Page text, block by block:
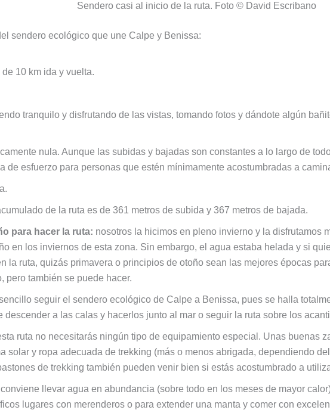
Sendero casi al inicio de la ruta. Foto © David Escribano
sendero ecológico que une Calpe y Benissa:
10 km ida y vuelta.
tranquilo y disfrutando de las vistas, tomando fotos y dándote algún
nula. Aunque las subidas y bajadas son constantes a lo largo de
de esfuerzo para personas que estén mínimamente acostumbradas a
de la ruta es de 361 metros de subida y 367 metros de bajada.
para hacer la ruta: nosotros la hicimos en pleno invierno y la disfrutamos
en los inviernos de esta zona. Sin embargo, el agua estaba helada y si
la ruta, quizás primavera o principios de otoño sean las mejores épocas
pero también se puede hacer.
seguir el sendero ecológico de Calpe a Benissa, pues se halla
descender a las calas y hacerlos junto al mar o seguir la ruta sobre los
ruta no necesitarás ningún tipo de equipamiento especial. Unas buenas
solar y ropa adecuada de trekking (más o menos abrigada, dependiendo
de trekking también pueden venir bien si estás acostumbrado a
conviene llevar agua en abundancia (sobre todo en los meses de mayor
lugares con merenderos o para extender una manta y comer con